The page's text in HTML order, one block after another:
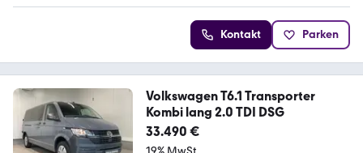
Kontakt Parken
Volkswagen T6.1 Transporter
Kombi lang 2.0 TDI DSG
33.490 €